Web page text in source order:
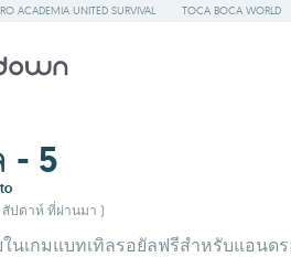
ACADEMIA UNITED SURVIVAL TOCA BOCA WORLD
- 5
สัปดาห์ ที่ผ่านมา )
นเกมแบทเทิลรอยัลฟรีสำหรับแอน